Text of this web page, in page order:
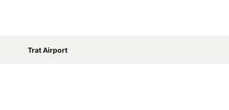
Trat Airport